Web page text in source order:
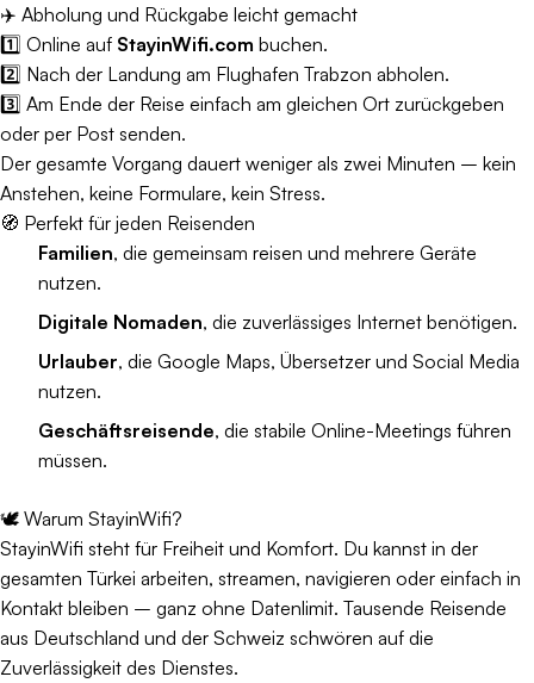
✈️ Abholung und Rückgabe leicht gemacht
1️⃣ Online auf StayinWifi.com buchen.
2️⃣ Nach der Landung am Flughafen Trabzon abholen.
3️⃣ Am Ende der Reise einfach am gleichen Ort zurückgeben
oder per Post senden.
Der gesamte Vorgang dauert weniger als zwei Minuten – kein
Anstehen, keine Formulare, kein Stress.
🧭 Perfekt für jeden Reisenden
Familien, die gemeinsam reisen und mehrere Geräte
nutzen.
Digitale Nomaden, die zuverlässiges Internet benötigen.
Urlauber, die Google Maps, Übersetzer und Social Media
nutzen.
Geschäftsreisende, die stabile Online-Meetings führen
müssen.
🕊️ Warum StayinWifi?
StayinWifi steht für Freiheit und Komfort. Du kannst in der
gesamten Türkei arbeiten, streamen, navigieren oder einfach in
Kontakt bleiben – ganz ohne Datenlimit. Tausende Reisende
aus Deutschland und der Schweiz schwören auf die
Zuverlässigkeit des Dienstes.